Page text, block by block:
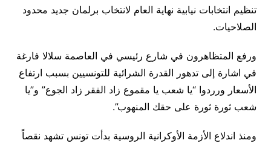
تنظيم انتخابات نيابية نهاية العام لانتخاب برلمان جديد محدود
الصلاحيات.
ورفع المتظاهرون في شارع رئيسي في العاصمة سلالا فارغة
في اشارة إلى تدهور القدرة الشرائية للتونسيين بسبب ارتفاع
الأسعار ورردوا “يا شعب يا مقموع زاد الفقر زاد الجوع” و”يا
شعب ثورة ثورة على حقك المنهوب”.
ومنذ اندلاع الأزمة الأوكرانية الروسية بدأت تونس تشهد نقصاً